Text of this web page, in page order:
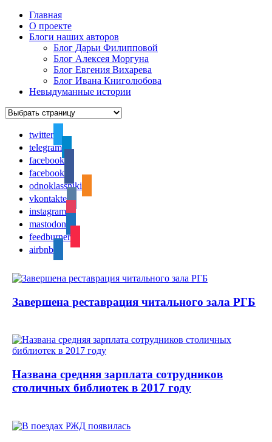
Главная
О проекте
Блоги наших авторов
Блог Дарьи Филипповой
Блог Алексея Моргуна
Блог Евгения Вихарева
Блог Ивана Книголюбова
Невыдуманные истории
twitter
telegram
facebook
facebook
odnoklassniki
vkontakte
instagram
mastodon
feedburner
airbnb
Завершена реставрация читального зала РГБ
Названа средняя зарплата сотрудников
столичных библиотек в 2017 году